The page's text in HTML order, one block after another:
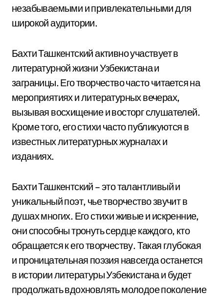
незабываемыми и привлекательными для
широкой аудитории.
Бахти Ташкентский активно участвует в
литературной жизни Узбекистана и
заграницы. Его творчество часто читается на
мероприятиях и литературных вечерах,
вызывая восхищение и восторг слушателей.
Кроме того, его стихи часто публикуются в
известных литературных журналах и
изданиях.
Бахти Ташкентский – это талантливый и
уникальный поэт, чье творчество звучит в
душах многих. Его стихи живые и искренние,
они способны тронуть сердце каждого, кто
обращается к его творчеству. Такая глубокая
и проницательная поэзия навсегда останется
в истории литературы Узбекистана и будет
продолжать вдохновлять молодое поколение